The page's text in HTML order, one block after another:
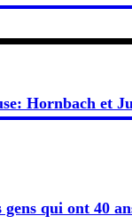
Hornbach et
qui ont 40